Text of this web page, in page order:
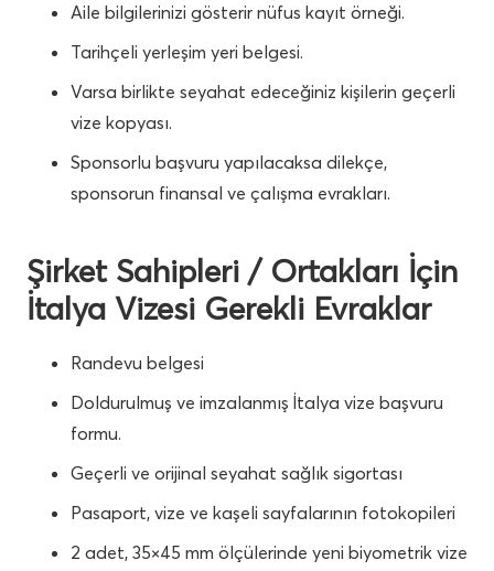
Aile bilgilerinizi gösterir nüfus kayıt örneği.
Tarihçeli yerleşim yeri belgesi.
Varsa birlikte seyahat edeceğiniz kişilerin geçerli
vize kopyası.
Sponsorlu başvuru yapılacaksa dilekçe,
sponsorun finansal ve çalışma evrakları.
Şirket Sahipleri / Ortakları İçin
İtalya Vizesi Gerekli Evraklar
Randevu belgesi
Doldurulmuş ve imzalanmış İtalya vize başvuru
formu.
Geçerli ve orijinal seyahat sağlık sigortası
Pasaport, vize ve kaşeli sayfalarının fotokopileri
2 adet, 35×45 mm ölçülerinde yeni biyometrik vize